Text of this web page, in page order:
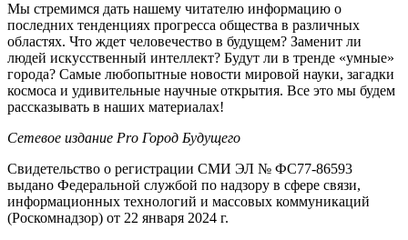
Мы стремимся дать нашему читателю информацию о
последних тенденциях прогресса общества в различных
областях. Что ждет человечество в будущем? Заменит ли
людей искусственный интеллект? Будут ли в тренде «умные»
города? Самые любопытные новости мировой науки, загадки
космоса и удивительные научные открытия. Все это мы будем
рассказывать в наших материалах!
Сетевое издание Рrо Город Будущего
Свидетельство о регистрации СМИ ЭЛ № ФС77-86593
выдано Федеральной службой по надзору в сфере связи,
информационных технологий и массовых коммуникаций
(Роскомнадзор) от 22 января 2024 г.